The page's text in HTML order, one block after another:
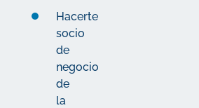
Hacerte
socio
de
negocio
de
la